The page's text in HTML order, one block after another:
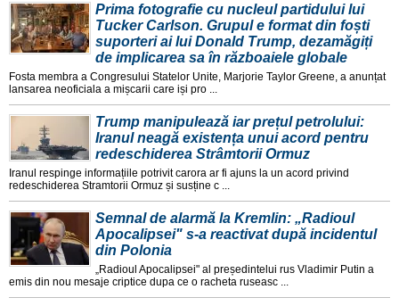
Prima fotografie cu nucleul partidului lui
Tucker Carlson. Grupul e format din foști
suporteri ai lui Donald Trump, dezamăgiți
de implicarea sa în războaiele globale
Fosta membra a Congresului Statelor Unite, Marjorie Taylor Greene, a anunțat
lansarea neoficiala a mișcarii care iși pro ...
Trump manipulează iar prețul petrolului:
Iranul neagă existența unui acord pentru
redeschiderea Strâmtorii Ormuz
Iranul respinge informațiile potrivit carora ar fi ajuns la un acord privind
redeschiderea Stramtorii Ormuz și susține c ...
Semnal de alarmă la Kremlin: „Radioul
Apocalipsei" s-a reactivat după incidentul
din Polonia
„Radioul Apocalipsei" al președintelui rus Vladimir Putin a
emis din nou mesaje criptice dupa ce o racheta ruseasc ...